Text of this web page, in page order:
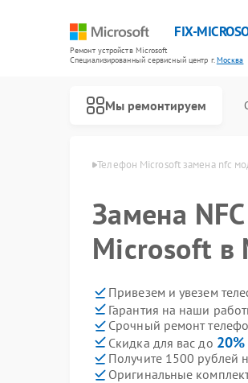
FIX-
Ремонт устройств Microsoft
Специализированный cервисный центр г.Москва
Мы ремонтируем
Microsoft в Москве Телефон Microsoft замена nfc
Замена
Microsoft в
Привезем и увезем
Гарантия на наши
Срочный ремонт
Скидка для вас до 20%
Получите 1500 рублей
Оригинальные